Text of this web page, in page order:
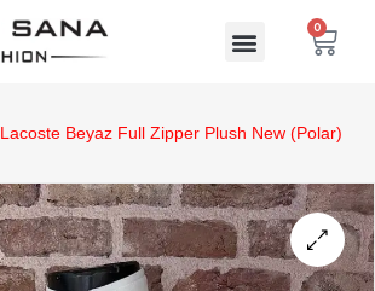
0
Lacoste Beyaz Full Zipper Plush New (Polar)